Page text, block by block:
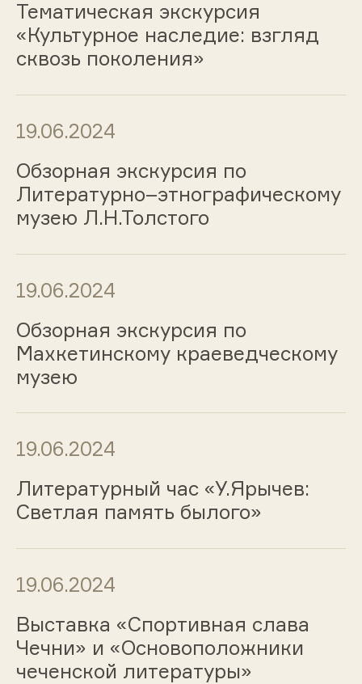
Тематическая экскурсия
«Культурное наследие: взгляд
сквозь поколения»
19.06.2024
Обзорная экскурсия по
Литературно–этнографическому
музею Л.Н.Толстого
19.06.2024
Обзорная экскурсия по
Махкетинскому краеведческому
музею
19.06.2024
Литературный час «У.Ярычев:
Светлая память былого»
19.06.2024
Выставка «Спортивная слава
Чечни» и «Основоположники
чеченской литературы»